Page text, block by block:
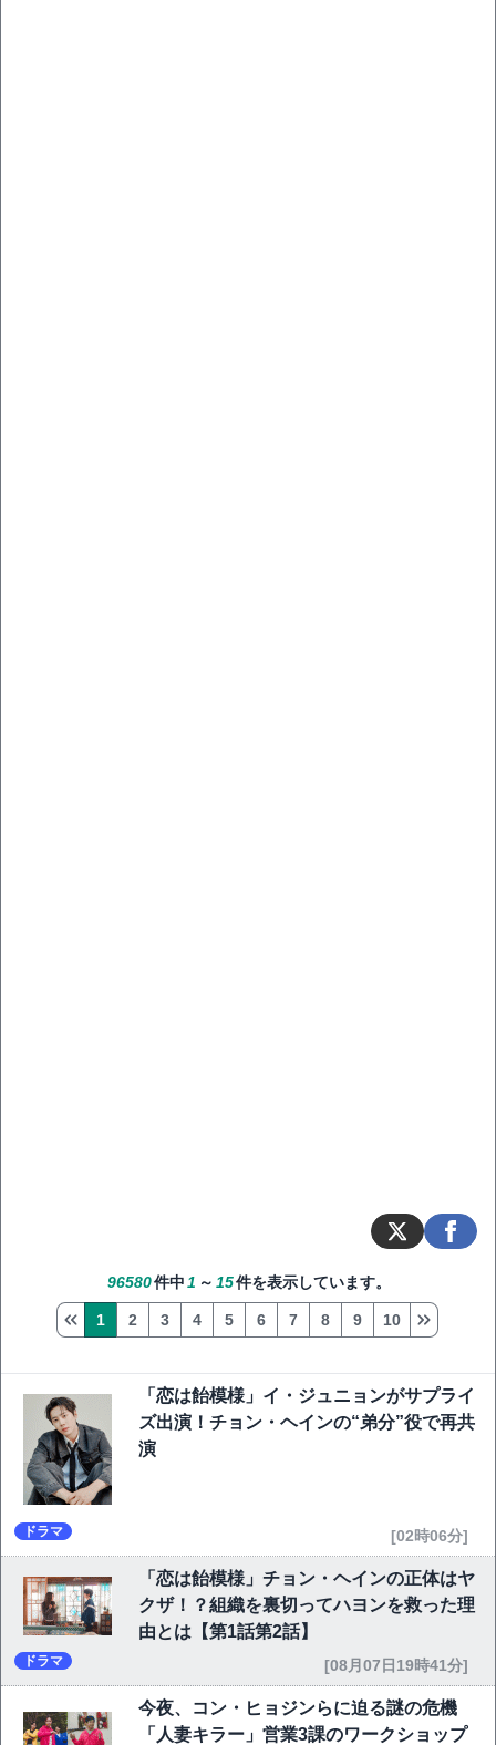
96580件中1 ～ 15件を表示しています。
1 2 3 4 5 6 7 8 9 10
「恋は飴模様」イ・ジュニョンがサプライ
ズ出演！チョン・ヘインの“弟分”役で再共
演
ドラマ [02時06分]
「恋は飴模様」チョン・ヘインの正体はヤ
クザ！？組織を裏切ってハヨンを救った理
由とは【第1話第2話】
ドラマ [08月07日19時41分]
今夜、コン・ヒョジンらに迫る謎の危機
「人妻キラー」営業3課のワークショップ